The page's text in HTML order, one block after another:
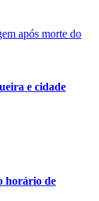
e cidade
horário de